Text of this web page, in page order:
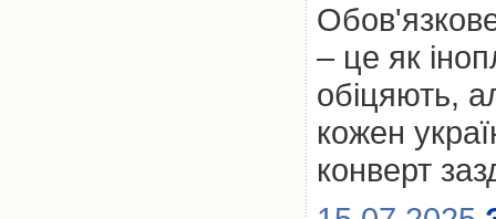
– це як
обіцяють,
кожен
конверт